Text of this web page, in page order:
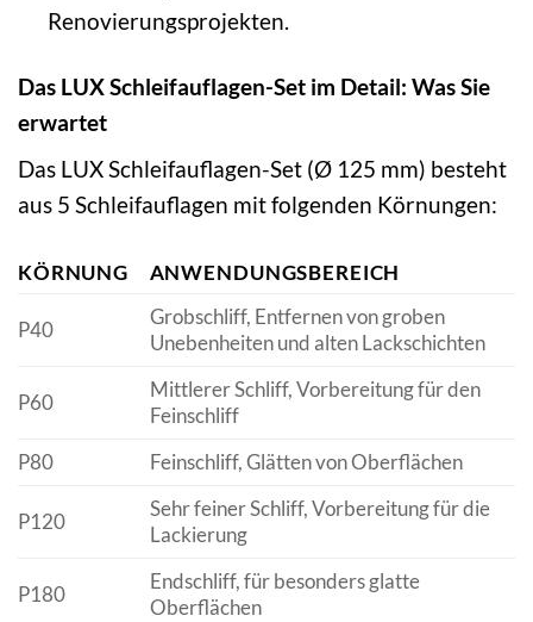
Renovierungsprojekten.
Das LUX Schleifauflagen-Set im Detail: Was Sie
erwartet
Das LUX Schleifauflagen-Set (Ø 125 mm) besteht
aus 5 Schleifauflagen mit folgenden Körnungen:
KÖRNUNG ANWENDUNGSBEREICH
P40
Grobschliff, Entfernen von groben
Unebenheiten und alten Lackschichten
P60
Mittlerer Schliff, Vorbereitung für den
Feinschliff
P80
Feinschliff, Glätten von Oberflächen
P120
Sehr feiner Schliff, Vorbereitung für die
Lackierung
P180
Endschliff, für besonders glatte
Oberflächen